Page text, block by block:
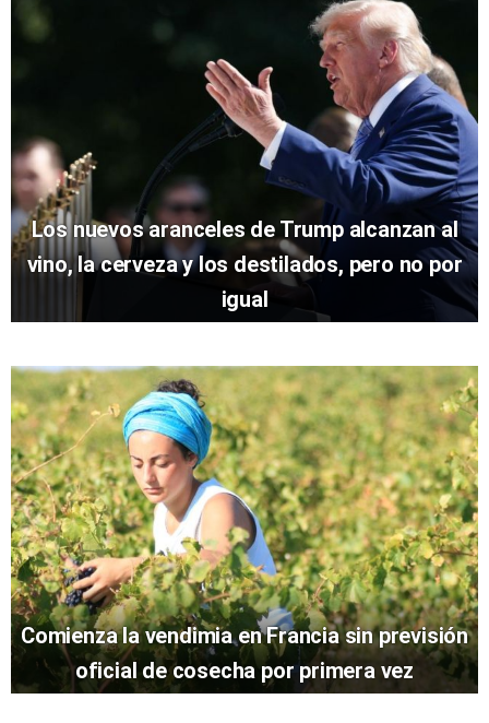
Los nuevos aranceles de Trump alcanzan al
vino, la cerveza y los destilados, pero no por
igual
Comienza la vendimia en Francia sin previsión
oficial de cosecha por primera vez